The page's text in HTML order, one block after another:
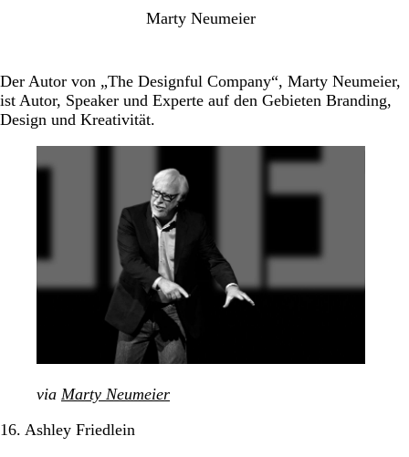
Marty Neumeier
Der Autor von „The Designful Company“, Marty Neumeier,
ist Autor, Speaker und Experte auf den Gebieten Branding,
Design und Kreativität.
via Marty Neumeier
16. Ashley Friedlein